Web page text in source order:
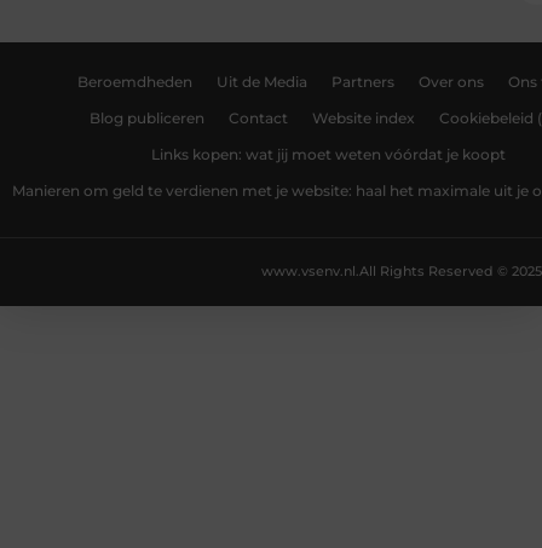
Beroemdheden Uit de Media Partners Over ons Ons
Blog publiceren Contact Website index Cookiebeleid
Links kopen: wat jij moet weten vóórdat je koopt
Manieren om geld te verdienen met je website: haal het maximale uit je
All Rights Reserved © 2025
www.vsenv.nl.